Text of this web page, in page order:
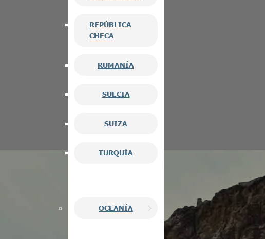
REPÚBLICA
CHECA
RUMANÍA
SUECIA
SUIZA
TURQUÍA
OCEANÍA